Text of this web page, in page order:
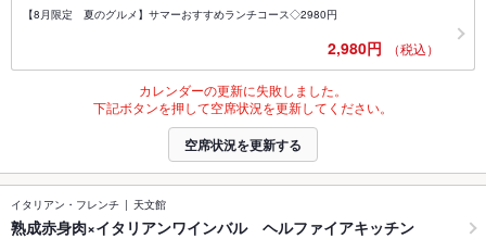
【8月限定 夏のグルメ】サマーおすすめランチコース◇2980円
2,980円 （税込）
カレンダーの更新に失敗しました。
下記ボタンを押して空席状況を更新してください。
空席状況を更新する
イタリアン・フレンチ 天文館
熟成赤身肉×イタリアンワインバル ヘルファイアキッチン